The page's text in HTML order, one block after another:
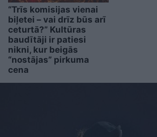
“Trīs komisijas vienai
biļetei – vai drīz būs arī
ceturtā?” Kultūras
baudītāji ir patiesi
nikni, kur beigās
“nostājas” pirkuma
cena